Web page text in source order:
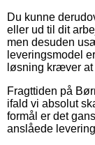
Du kunne
eller ud til dit
men desuden
leveringsmodel
løsning kræver
Fragttiden på
ifald vi absolut
formål er det
anslåede